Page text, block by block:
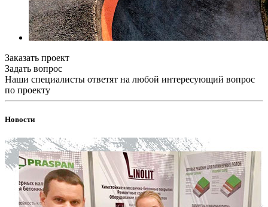
Заказать проект
Задать вопрос
Наши специалисты ответят на любой интересующий вопрос
по проекту
Новости